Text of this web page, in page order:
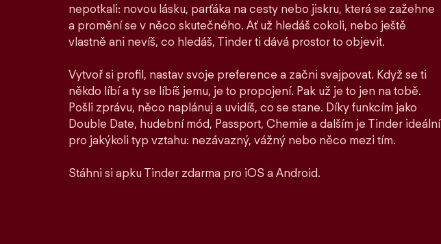
nepotkali: novou lásku, parťáka na cesty nebo jiskru, která se zažehne
a promění se v něco skutečného. Ať už hledáš cokoli, nebo ještě
vlastně ani nevíš, co hledáš, Tinder ti dává prostor to objevit.
Vytvoř si profil, nastav svoje preference a začni svajpovat. Když se ti
někdo líbí a ty se líbíš jemu, je to propojení. Pak už je to jen na tobě.
Pošli zprávu, něco naplánuj a uvidíš, co se stane. Díky funkcím jako
Double Date, hudební mód, Passport, Chemie a dalším je Tinder ideální
pro jakýkoli typ vztahu: nezávazný, vážný nebo něco mezi tím.
Stáhni si apku Tinder zdarma pro iOS a Android.